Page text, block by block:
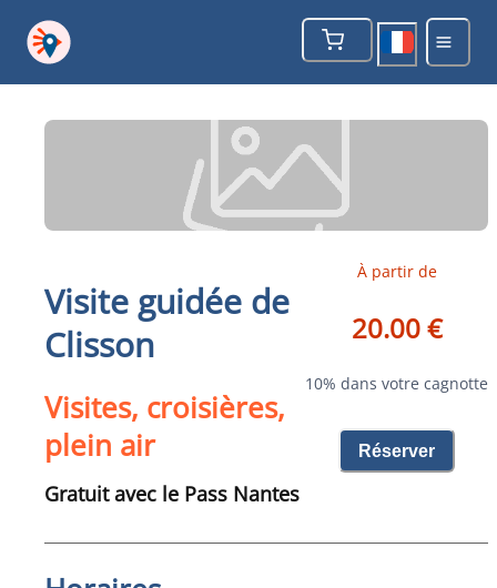
Visite guidée de
Clisson
Visites, croisières,
plein air
Gratuit avec le Pass Nantes
À partir de
20.00 €
10% dans votre cagnotte
Réserver